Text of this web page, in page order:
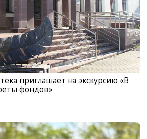
приглашает на экскурсию «В
фондов»